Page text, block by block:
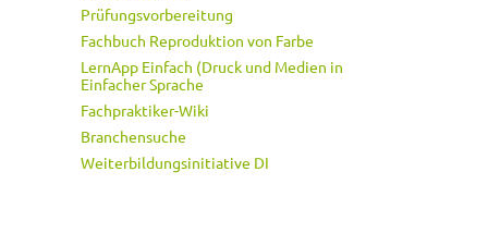
Prüfungsvorbereitung
Fachbuch Reproduktion von Farbe
LernApp Einfach (Druck und Medien in
Einfacher Sprache
Fachpraktiker-Wiki
Branchensuche
Weiterbildungsinitiative DI